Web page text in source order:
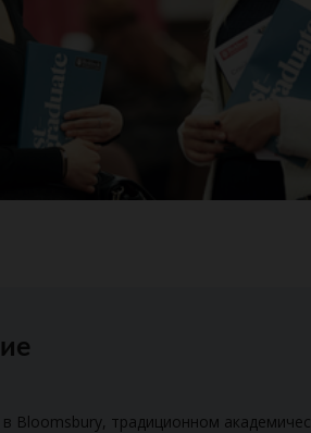
Bloomsbury, традиционном